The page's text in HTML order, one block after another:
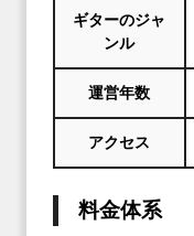
ギターのジャ
ンル
運営年数
アクセス
料金体系